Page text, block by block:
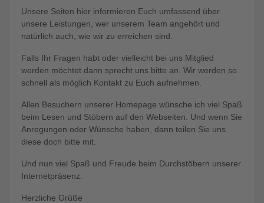
Unsere Seiten hier informieren Euch umfassend über
unsere Leistungen, wer unserem Team angehört und
natürlich auch, wie wir zu erreichen sind.
Falls Ihr Fragen habt oder vielleicht bei uns Mitglied
werden möchtet dann sprecht uns bitte an. Wir werden so
schnell als möglich Kontakt zu Euch aufnehmen.
Allen Besuchern unserer Homepage wünsche ich viel Spaß
beim Lesen und Stöbern auf den Webseiten. Und wenn Sie
Anregungen oder Wünsche haben, dann teilen Sie uns
diese doch bitte mit.
Und nun viel Spaß und Freude beim Durchstöbern unserer
Internetpräsenz.
Herzliche Grüße